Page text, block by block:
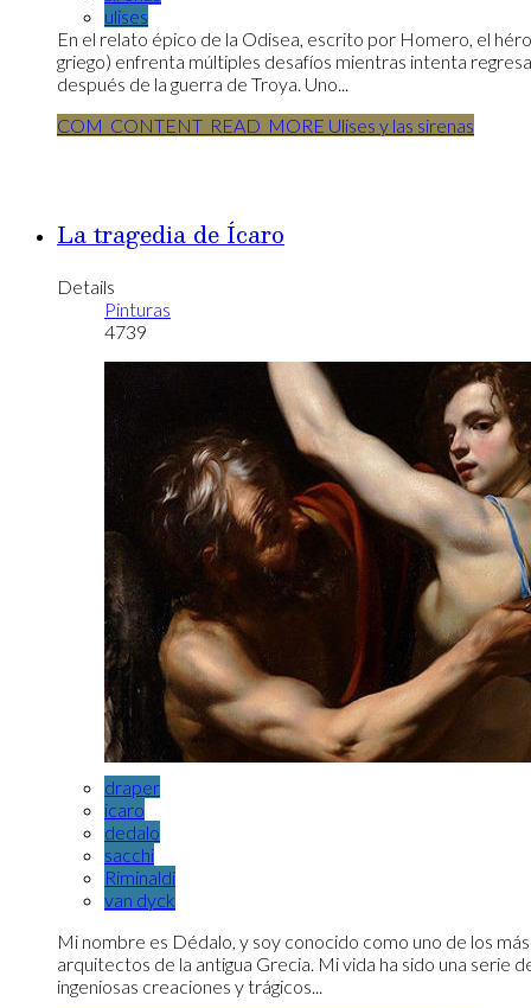
ulises
En el relato épico de la Odisea, escrito por Homero, el
griego) enfrenta múltiples desafíos mientras intenta
después de la guerra de Troya. Uno...
COM_CONTENT_READ_MORE Ulises y las sirenas
La tragedia de Ícaro
Details
Pinturas
4739
draper
icaro
dedalo
sacchi
Riminaldi
van dyck
Mi nombre es Dédalo, y soy conocido como uno de los
arquitectos de la antigua Grecia. Mi vida ha sido una serie
ingeniosas creaciones y trágicos...